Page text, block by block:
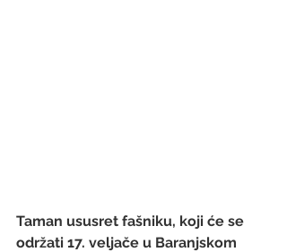
Taman ususret fašniku, koji će se
održati 17. veljače u Baranjskom